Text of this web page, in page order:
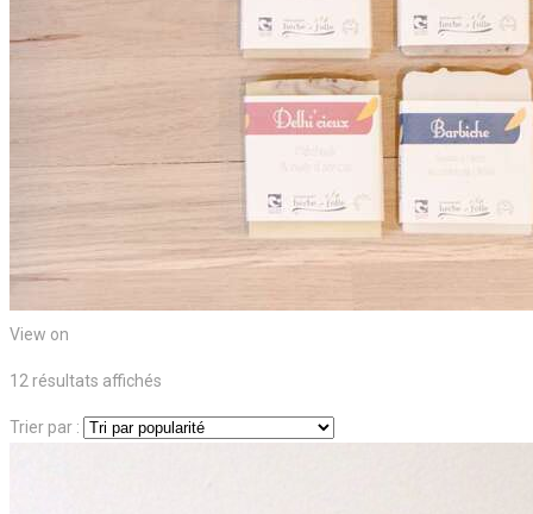
View on
12 résultats affichés
popularité
Trier par :